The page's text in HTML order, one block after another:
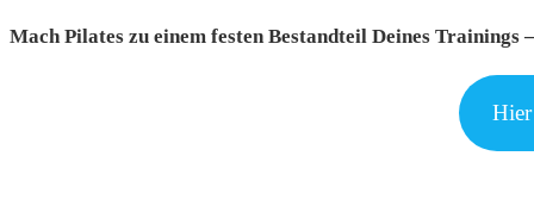
Mach Pilates zu einem festen Bestandteil Deines